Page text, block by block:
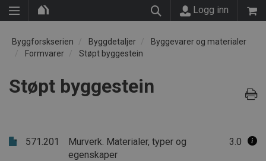
Logg inn
Byggforskserien Byggdetaljer
Byggevarer og materialer
Formvarer
Støpt byggestein
Støpt byggestein
571.201
Murverk. Materialer, typer og
egenskaper
3.0